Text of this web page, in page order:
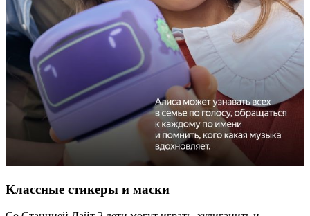
Классные стикеры и маски